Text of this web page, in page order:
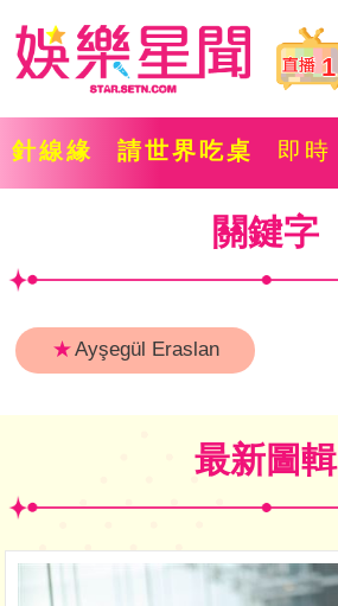
1
針線緣 請世界吃桌 即時
關鍵字
★Ayşegül Eraslan
最新圖輯